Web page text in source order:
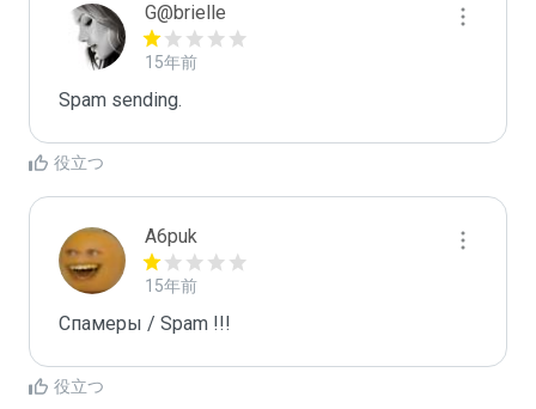
G@brielle
15年前
Spam sending.
役立つ
A6puk
15年前
Спамеры / Spam !!!
役立つ